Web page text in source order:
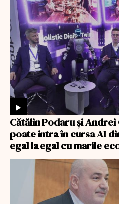
Cătălin Podaru și Andrei
poate intra în cursa AI
egal la egal cu marile